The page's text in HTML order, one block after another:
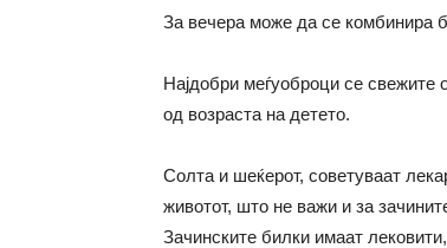
За вечера може да се комбинира
Најдобри меѓуоброци се свежите
од возраста на детето.
Солта и шеќерот, советуваат
животот, што не важи и за
Зачинските билки имаат